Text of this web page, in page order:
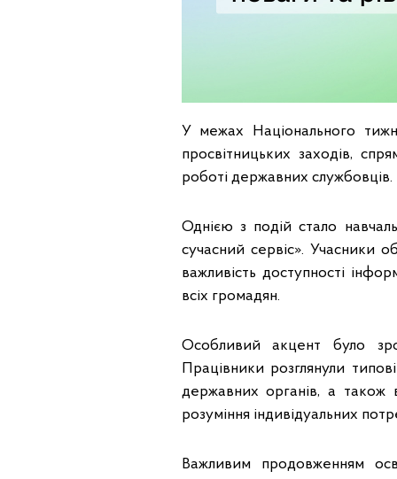
У межах Національного
просвітницьких заходів,
роботі державних службовців.
Однією з подій стало
сучасний сервіс». Учасники
важливість доступності
всіх громадян.
Особливий акцент було
Працівники розглянули
державних органів, а також
розуміння індивідуальних
Важливим продовженням